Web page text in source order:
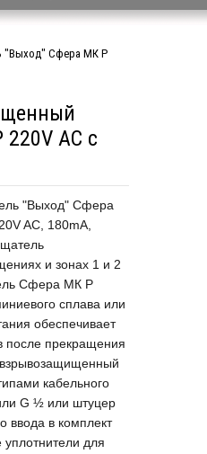
"Выход" Сфера МК Р
AC с
"Выход" Сфера
AC, 180mA,
и зонах 1 и 2
Сфера МК Р
сплава или
обеспечивает
после прекращения
кабельного
G ½ или штуцер
ввода в комплект
для